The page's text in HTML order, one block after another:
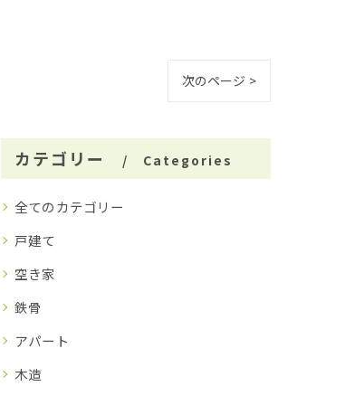
次のページ >
カテゴリー Categories
全てのカテゴリー
戸建て
空き家
鉄骨
アパート
木造